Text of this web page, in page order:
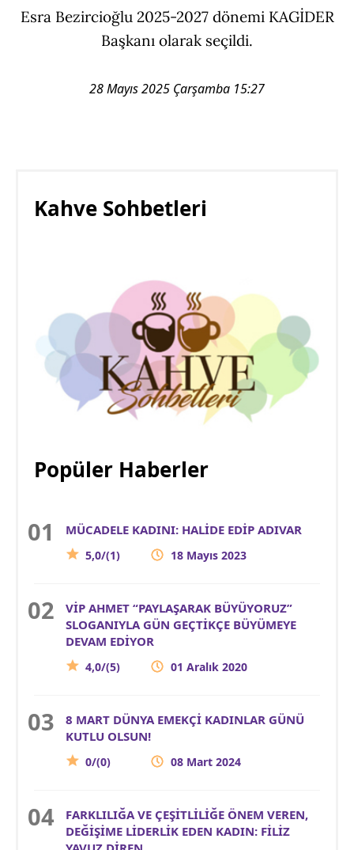
Esra Bezircioğlu 2025-2027 dönemi KAGİDER
Başkanı olarak seçildi.
28 Mayıs 2025 Çarşamba 15:27
Kahve Sohbetleri
Popüler Haberler
MÜCADELE KADINI: HALİDE EDİP ADIVAR
5,0/(1) 18 Mayıs 2023
VİP AHMET “PAYLAŞARAK BÜYÜYORUZ”
SLOGANIYLA GÜN GEÇTİKÇE BÜYÜMEYE
DEVAM EDİYOR
4,0/(5) 01 Aralık 2020
8 MART DÜNYA EMEKÇİ KADINLAR GÜNÜ
KUTLU OLSUN!
0/(0) 08 Mart 2024
FARKLILIĞA VE ÇEŞİTLİLİĞE ÖNEM VEREN,
DEĞİŞİME LİDERLİK EDEN KADIN: FİLİZ